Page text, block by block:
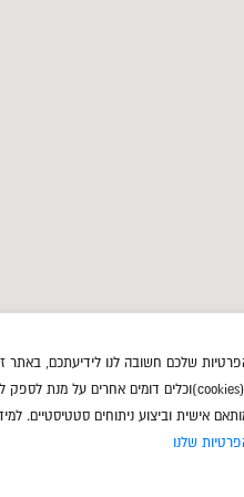
שלכם חשובה לנו לידיעתכם, באתר
(cookies)וכלים דומים אחרים על מנת לספק
אישית וביצוע ניתוחים סטטיסטיים.
שלנו